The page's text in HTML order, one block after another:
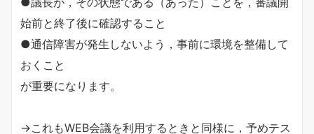
始前と終了後に確認すること
●通信障害が発生しないよう，事前に環境を整備して
おくこと
が重要になります。
→これもWEB会議を利用するときと同様に，予めテス